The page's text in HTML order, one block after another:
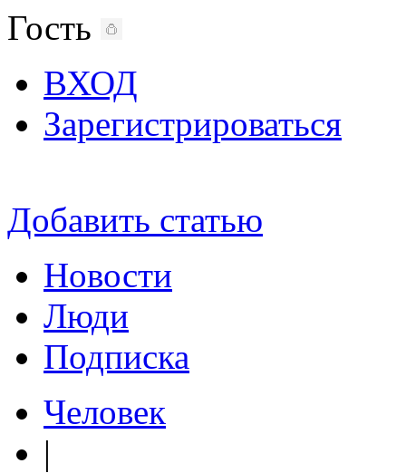
Гость
ВХОД
Зарегистрироваться
Добавить статью
Новости
Люди
Подписка
Человек
|